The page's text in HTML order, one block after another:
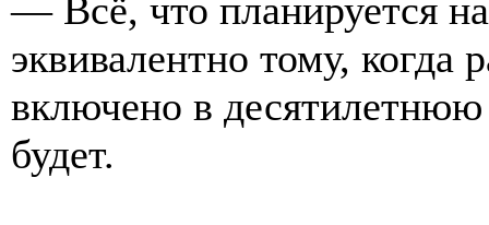
— Всё, что планируется
эквивалентно тому, когда
включено в
будет.